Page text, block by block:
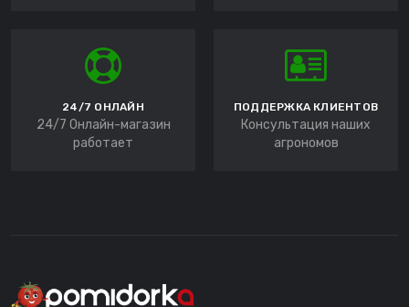
24/7 ОНЛАЙН
24/7 Онлайн-магазин
работает
ПОДДЕРЖКА КЛИЕНТОВ
Консультация наших
агрономов